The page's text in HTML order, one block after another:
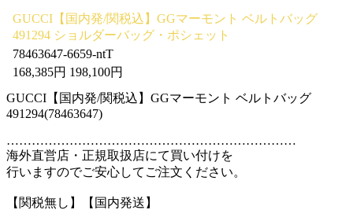
GUCCI【国内発/関税込】GGマーモント ベルトバッグ
491294 ショルダーバッグ・ポシェット
78463647-6659-ntT
168,385円 198,100円
GUCCI【国内発/関税込】GGマーモント ベルトバッグ
491294(78463647)
……………………………………………………………
海外直営店・正規取扱店にて買い付けを
行いますのでご安心してご注文ください。
【関税無し】【国内発送】